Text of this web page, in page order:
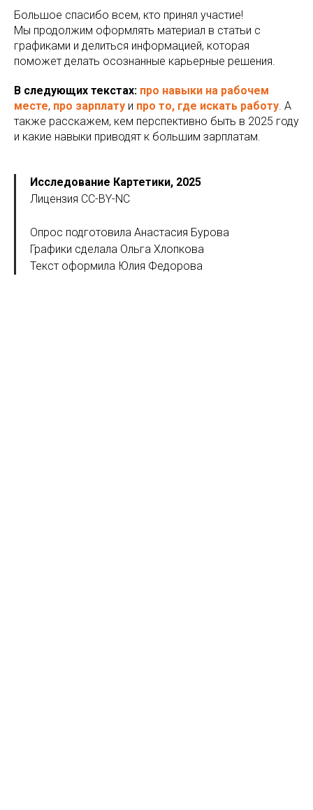
Большое спасибо всем, кто принял участие!
Мы продолжим оформлять материал в статьи с
графиками и делиться информацией, которая
поможет делать осознанные карьерные решения.
В следующих текстах: про навыки на рабочем
месте, про зарплату и про то, где искать работу . А
также расскажем, кем перспективно быть в 2025 году
и какие навыки приводят к большим зарплатам.
Исследование Картетики, 2025
Лицензия CC-BY-NC
Опрос подготовила Анастасия Бурова
Графики сделала Ольга Хлопкова
Текст оформила Юлия Федорова